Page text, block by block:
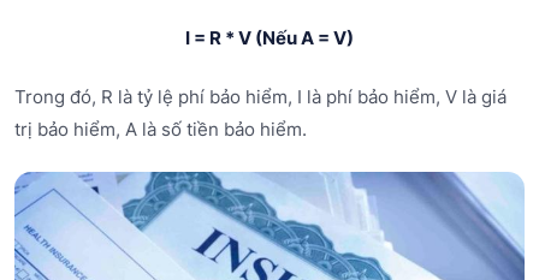
I = R * V (Nếu A = V)
Trong đó, R là tỷ lệ phí bảo hiểm, I là phí bảo hiểm, V là giá
trị bảo hiểm, A là số tiền bảo hiểm.